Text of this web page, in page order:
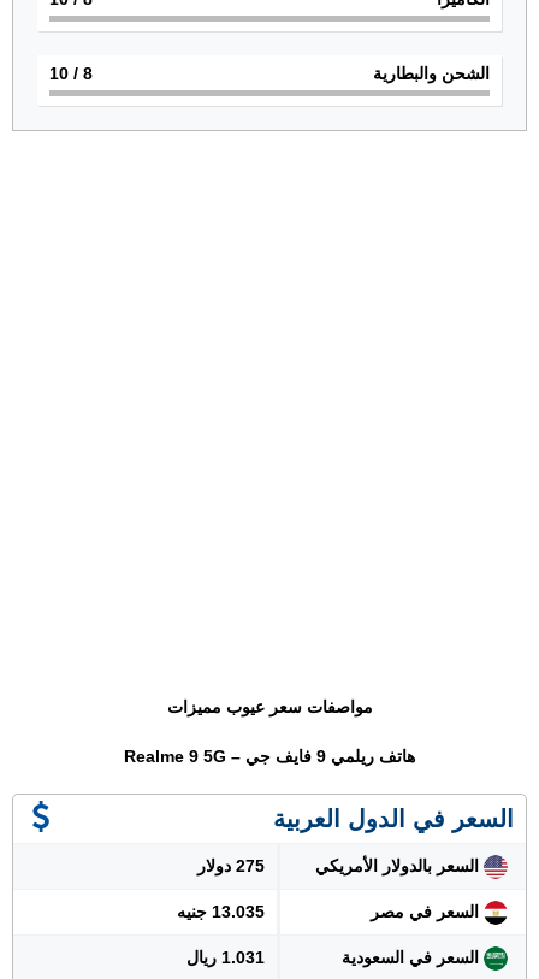
الشحن والبطارية 8
/ 10
مواصفات سعر عيوب مميزات
هاتف ريلمي 9 فايف جي – Realme 9 5G
السعر في الدول العربية
السعر بالدولار الأمريكي 275 دولار
السعر في مصر 13.035 جنيه
السعر في السعودية 1.031 ريال